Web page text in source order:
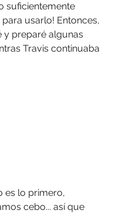
suficientemente
usarlo! Entonces,
y preparé algunas
Travis continuaba
es lo primero,
cebo... así que